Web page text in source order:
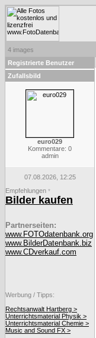
4 images
Registrierte Benutzer
Zufallsbild
euro029
Kommentare: 0
admin
07.08.2026, 12:25
Empfehlungen *
Bilder kaufen
Partnerseiten:
www.FOTOdatenbank.org
www.BilderDatenbank.biz
www.CDverkauf.com
Werbung / Tipps:
Rechtsanwalt Hartberg >
Unterrichtsmaterial Physik >
Unterrichtsmaterial Chemie >
Music and Sound FX >